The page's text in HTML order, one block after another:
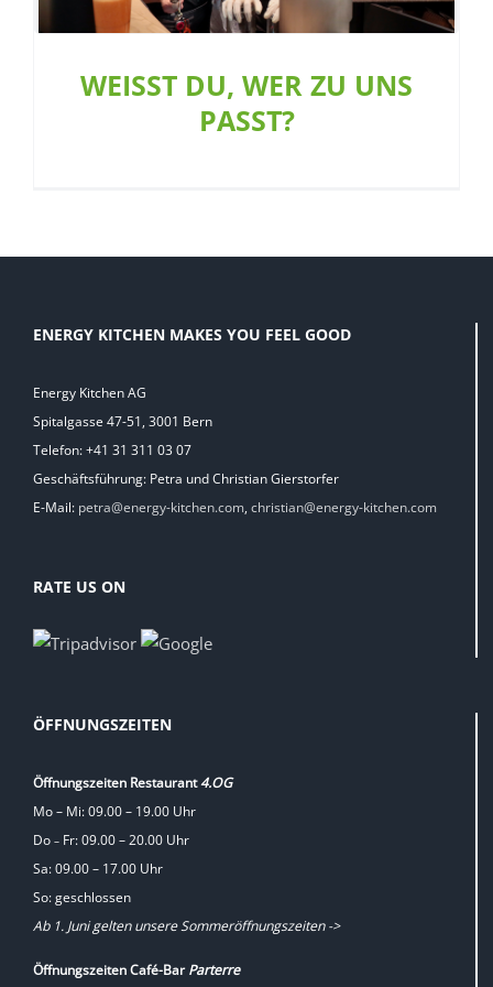
WEISST DU, WER ZU UNS
PASST?
ENERGY KITCHEN MAKES YOU FEEL GOOD
Energy Kitchen AG
Spitalgasse 47-51, 3001 Bern
Telefon: +41 31 311 03 07
Geschäftsführung: Petra und Christian Gierstorfer
E-Mail: petra@energy-kitchen.com, christian@energy-kitchen.com
RATE US ON
ÖFFNUNGSZEITEN
Öffnungszeiten Restaurant4.OG
Mo – Mi: 09.00 – 19.00 Uhr
Do – Fr: 09.00 – 20.00 Uhr
Sa: 09.00 – 17.00 Uhr
So: geschlossen
Ab 1. Juni gelten unsere Sommeröffnungszeiten ->
Öffnungszeiten Café-BarParterre